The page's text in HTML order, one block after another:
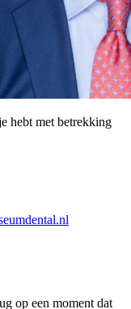
hebt met betrekking
op een moment dat